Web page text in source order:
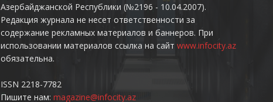
Азербайджанской Республики (№2196 - 10.04.2007).
Редакция журнала не несет ответственности за
содержание рекламных материалов и баннеров. При
использовании материалов ссылка на сайт www.infocity.az
обязательна.
ISSN 2218-7782
Пишите нам: magazine@infocity.az